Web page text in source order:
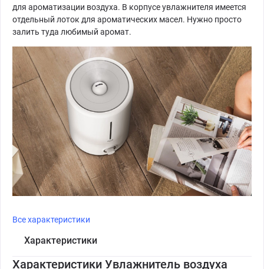
для ароматизации воздуха. В корпусе увлажнителя имеется
отдельный лоток для ароматических масел. Нужно просто
залить туда любимый аромат.
Все характеристики
Характеристики
Характеристики Увлажнитель воздуха